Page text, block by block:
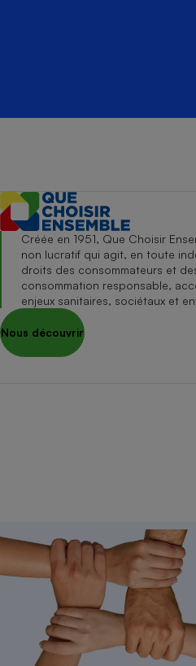
Créée en 1951, Que Choisir
non lucratif qui agit, en toute
droits des consommateurs et
consommation responsable,
enjeux sanitaires, sociétaux et
Nous découvrir